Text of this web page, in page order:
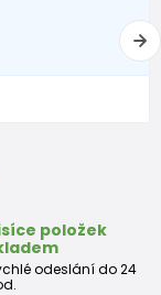
položek
odeslání do 24